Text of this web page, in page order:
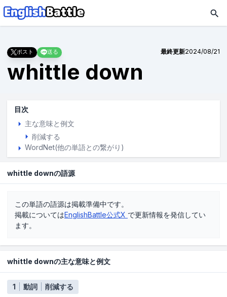
ポスト 送る 最終更新2024/08/21
whittle down
目次
主な意味と例文
削減する
WordNet(他の単語との繋がり)
whittle downの語源
この単語の語源は掲載準備中です。
掲載についてはEnglishBattle公式X で更新情報を発信してい
ます。
whittle downの主な意味と例文
1 動詞 削減する